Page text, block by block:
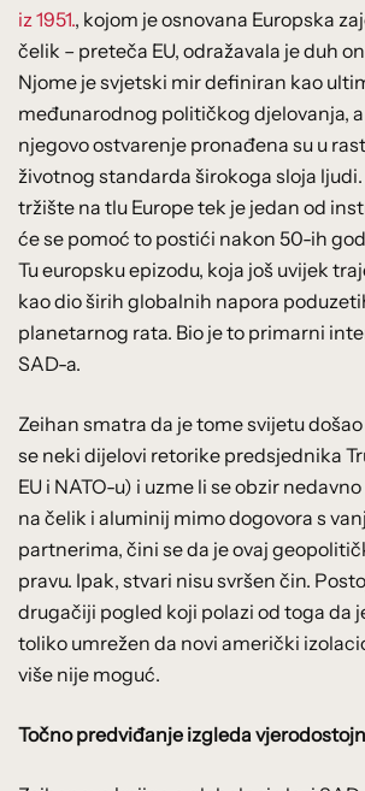
iz 1951., kojom je osnovana Europska
čelik – preteča EU, odražavala je duh
Njome je svjetski mir definiran kao
međunarodnog političkog djelovanja,
njegovo ostvarenje pronađena su u
životnog standarda širokoga sloja
tržište na tlu Europe tek je jedan od
će se pomoć to postići nakon 50-ih
Tu europsku epizodu, koja još uvijek
kao dio širih globalnih napora
planetarnog rata. Bio je to primarni
SAD-a.
Zeihan smatra da je tome svijetu
se neki dijelovi retorike predsjednika
EU i NATO-u) i uzme li se obzir
na čelik i aluminij mimo dogovora s
partnerima, čini se da je ovaj
pravu. Ipak, stvari nisu svršen čin.
drugačiji pogled koji polazi od toga da
toliko umrežen da novi američki
više nije moguć.
Točno predviđanje izgleda